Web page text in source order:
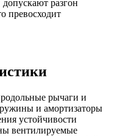
разгон
превосходит
рычаги и
и амортизаторы
устойчивости
вентилируемые